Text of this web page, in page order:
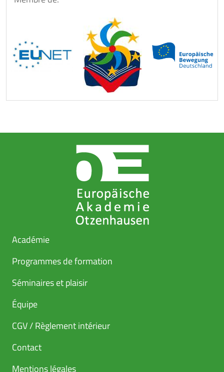
Académie
Programmes de formation
Séminaires et plaisir
Équipe
CGV / Règlement intérieur
Contact
Mentions légales